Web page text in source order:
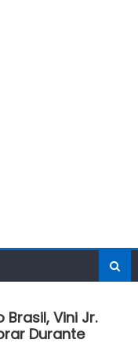
Brasil, Vini Jr.
Durante